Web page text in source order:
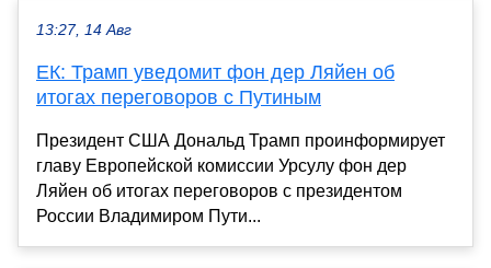
13:27, 14 Авг
ЕК: Трамп уведомит фон дер Ляйен об
итогах переговоров с Путиным
Президент США Дональд Трамп проинформирует
главу Европейской комиссии Урсулу фон дер
Ляйен об итогах переговоров с президентом
России Владимиром Пути...